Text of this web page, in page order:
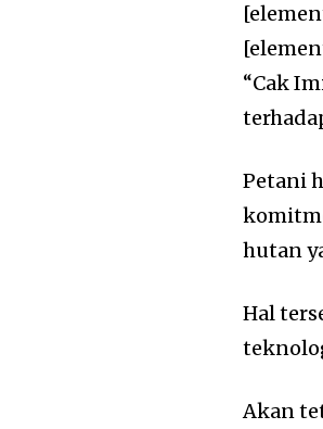
“Cak
Petani
hutan
Hal
Akan